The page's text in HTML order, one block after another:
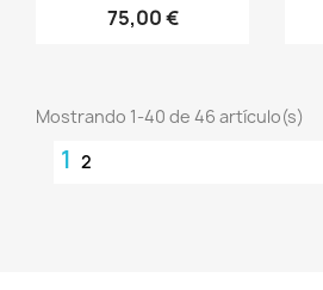
75,00 €
Mostrando 1-40 de 46 artículo(s)
1 2